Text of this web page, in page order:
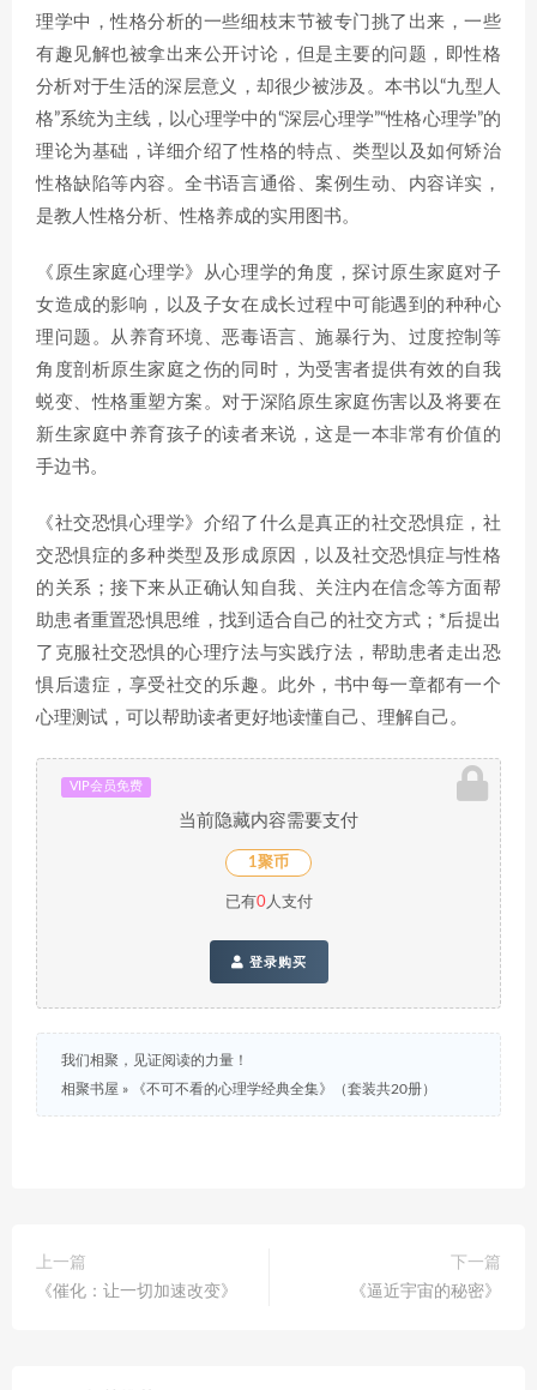
理学中，性格分析的一些细枝末节被专门挑了出来，一些
有趣见解也被拿出来公开讨论，但是主要的问题，即性格
分析对于生活的深层意义，却很少被涉及。本书以“九型人
格”系统为主线，以心理学中的“深层心理学”“性格心理学”的
理论为基础，详细介绍了性格的特点、类型以及如何矫治
性格缺陷等内容。全书语言通俗、案例生动、内容详实，
是教人性格分析、性格养成的实用图书。
《原生家庭心理学》从心理学的角度，探讨原生家庭对子
女造成的影响，以及子女在成长过程中可能遇到的种种心
理问题。从养育环境、恶毒语言、施暴行为、过度控制等
角度剖析原生家庭之伤的同时，为受害者提供有效的自我
蜕变、性格重塑方案。对于深陷原生家庭伤害以及将要在
新生家庭中养育孩子的读者来说，这是一本非常有价值的
手边书。
《社交恐惧心理学》介绍了什么是真正的社交恐惧症，社
交恐惧症的多种类型及形成原因，以及社交恐惧症与性格
的关系；接下来从正确认知自我、关注内在信念等方面帮
助患者重置恐惧思维，找到适合自己的社交方式；*后提出
了克服社交恐惧的心理疗法与实践疗法，帮助患者走出恐
惧后遗症，享受社交的乐趣。此外，书中每一章都有一个
心理测试，可以帮助读者更好地读懂自己、理解自己。
VIP会员免费
当前隐藏内容需要支付
1聚币
已有0人支付
登录购买
我们相聚，见证阅读的力量！
相聚书屋 » 《不可不看的心理学经典全集》（套装共20册）
上一篇
《催化：让一切加速改变》
下一篇
《逼近宇宙的秘密》